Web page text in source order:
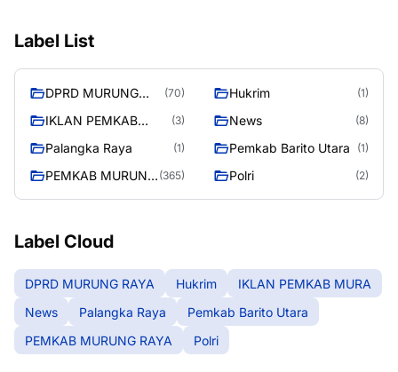
Label List
DPRD MURUNG
(70) Hukrim (1)
IKLAN PEMKAB
(3) News (8)
Palangka Raya (1) Pemkab Barito Utara (1)
PEMKAB MURUNG (365) Polri (2)
Label Cloud
DPRD MURUNG RAYA Hukrim
IKLAN PEMKAB MURA
News
Palangka Raya
Pemkab Barito Utara
PEMKAB MURUNG RAYA
Polri